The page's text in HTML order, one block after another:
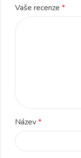
Vaše recenze *
Název*